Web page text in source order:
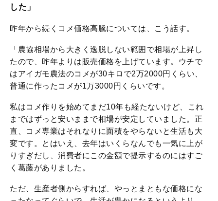
した」
昨年から続くコメ価格高騰については、こう話す。
「農協相場から大きく逸脱しない範囲で相場が上昇し
たので、昨年よりは販売価格を上げています。ウチで
はアイガモ農法のコメが30キロで2万2000円くらい、
普通に作ったコメが1万3000円くらいです。
私はコメ作りを始めてまだ10年も経たないけど、これ
まではずっと安いままで相場が安定していました。正
直、コメ専業はそれなりに面積をやらないと生活も大
変です。とはいえ、去年はいくらなんでも一気に上が
りすぎだし、消費者にこの金額で提示するのにはすご
く葛藤がありました。
ただ、生産者側からすれば、やっとまともな価格にな